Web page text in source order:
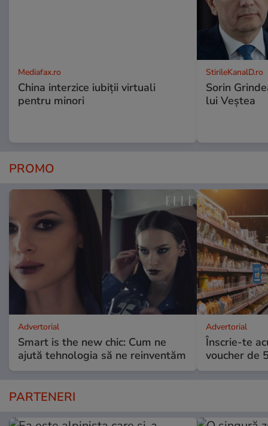
Mediafax.ro
China interzice iubiții virtuali
pentru minori
StirileKanalD.ro
Sorin
lui Veștea
PROMO
Advertorial
Smart is the new chic: Cum ne
ajută tehnologia să ne reinventăm
Advertorial
Înscrie-te
voucher de
PARTENERI